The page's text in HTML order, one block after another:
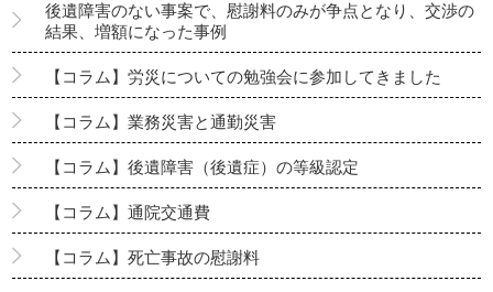
後遺障害のない事案で、慰謝料のみが争点となり、交渉の
結果、増額になった事例
【コラム】労災についての勉強会に参加してきました
【コラム】業務災害と通勤災害
【コラム】後遺障害（後遺症）の等級認定
【コラム】通院交通費
【コラム】死亡事故の慰謝料